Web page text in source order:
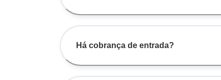
Há cobrança de entrada?